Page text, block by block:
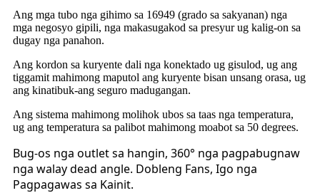
Ang mga tubo nga gihimo sa 16949 (grado sa sakyanan) nga
mga negosyo gipili, nga makasugakod sa presyur ug kalig-on sa
dugay nga panahon.
Ang kordon sa kuryente dali nga konektado ug gisulod, ug ang
tiggamit mahimong maputol ang kuryente bisan unsang orasa, ug
ang kinatibuk-ang seguro madugangan.
Ang sistema mahimong molihok ubos sa taas nga temperatura,
ug ang temperatura sa palibot mahimong moabot sa 50 degrees.
Bug-os nga outlet sa hangin, 360° nga pagpabugnaw
nga walay dead angle. Dobleng Fans, Igo nga
Pagpagawas sa Kainit.